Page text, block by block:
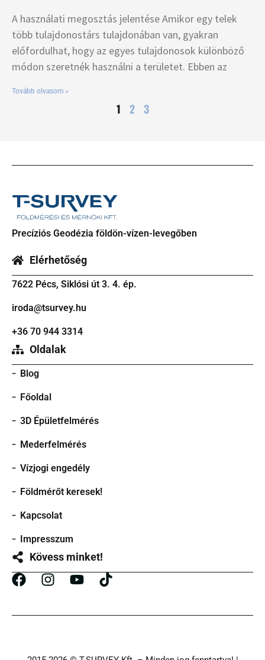
A használati megosztás jelentése Amikor egy telek
több tulajdonostárs tulajdonában van, gyakran
előfordulhat, hogy az egyes tulajdonosok különböző
módon szeretnék használni a területet. Ebben az
Tovább olvasom »
1 2 3
Precíziós Geodézia földön-vízen-levegőben
Elérhetőség
7622 Pécs, Siklósi út 3. 4. ép.
iroda@tsurvey.hu
+36 70 944 3314
Oldalak
Blog
Főoldal
3D Épületfelmérés
Mederfelmérés
Vízjogi engedély
Földmérőt keresek!
Kapcsolat
Impresszum
Kövess minket!